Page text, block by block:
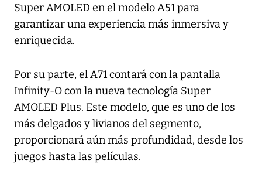
Super AMOLED en el modelo A51 para
garantizar una experiencia más inmersiva y
enriquecida.
Por su parte, el A71 contará con la pantalla
Infinity-O con la nueva tecnología Super
AMOLED Plus. Este modelo, que es uno de los
más delgados y livianos del segmento,
proporcionará aún más profundidad, desde los
juegos hasta las películas.